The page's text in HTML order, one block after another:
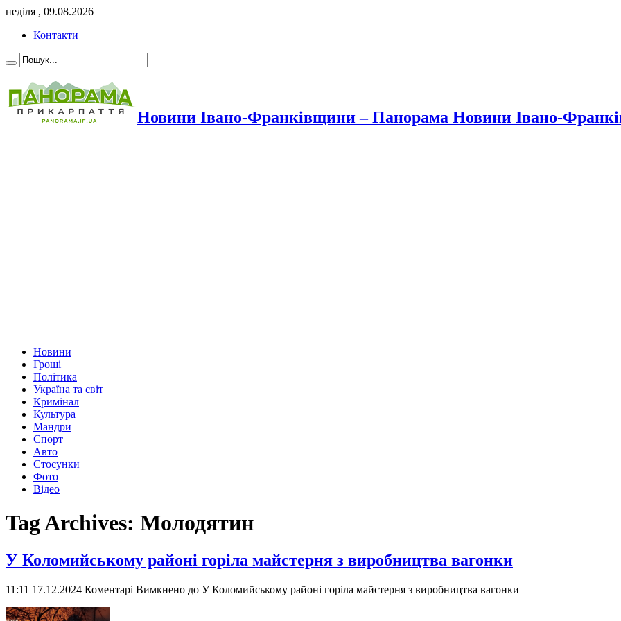
неділя , 09.08.2026
Контакти
Новини Івано-Франківщини – Панорама Новини Івано-
Новини
Гроші
Політика
Україна та світ
Кримінал
Культура
Мандри
Спорт
Авто
Стосунки
Фото
Відео
Tag Archives: Молодятин
У Коломийському районі горіла майстерня з виробництва вагонки
11:11 17.12.2024 Коментарі Вимкнено до У Коломийському районі горіла майстерня з виробництва вагонки